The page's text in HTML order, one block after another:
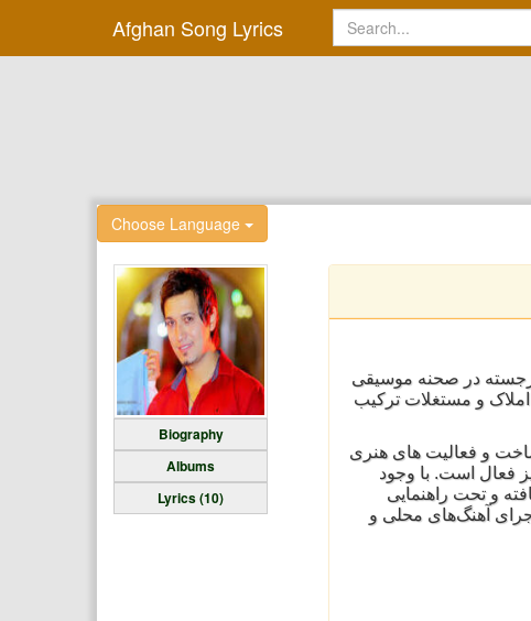
Afghan Song Lyrics
Choose Language
Biography
Albums
Lyrics (10)
برجسته در صحنه موسیقی
در فناوری و املاک و مستغلات ترکیب
و فعالیت های هنری
فعال است. با وجود
و تحت راهنمایی
آهنگ‌های محلی و